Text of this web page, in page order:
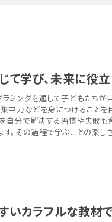
て学び、未来に役
ラミングを通して子どもたち
中力などを身につけることを
自分で解決する習慣や失敗も
。その過程で学ぶことの楽し
いカラフルな教材